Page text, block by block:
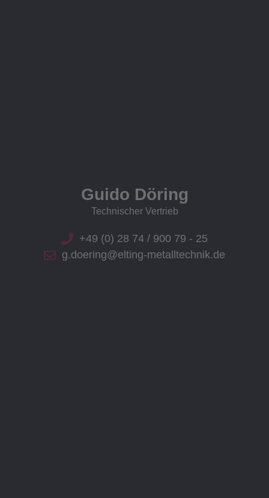
Guido Döring
Technischer Vertrieb
+49 (0) 28 74 / 900 79 - 25
g.doering@elting-metalltechnik.de